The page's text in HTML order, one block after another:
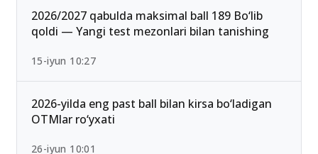
2026/2027 qabulda maksimal ball 189 Bo‘lib
qoldi — Yangi test mezonlari bilan tanishing
15-iyun 10:27
2026-yilda eng past ball bilan kirsa bo‘ladigan
OTMlar ro‘yxati
26-iyun 10:01